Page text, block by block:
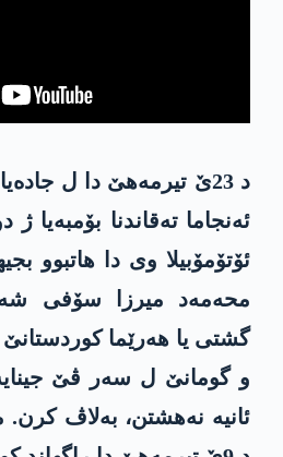
د 23ێ تیرمەهێ دا ل
ئەنجاما تەقاندنا بۆمبەیا
ئۆتۆمۆبیلا وی دا هاتبوو
محه‌مه‌د میرزا سۆفی
گشتی یا هەرێما
و گومانێ ل سەر ڤێ
ئانیە نه‌هشتن، بەلاڤ کرن.